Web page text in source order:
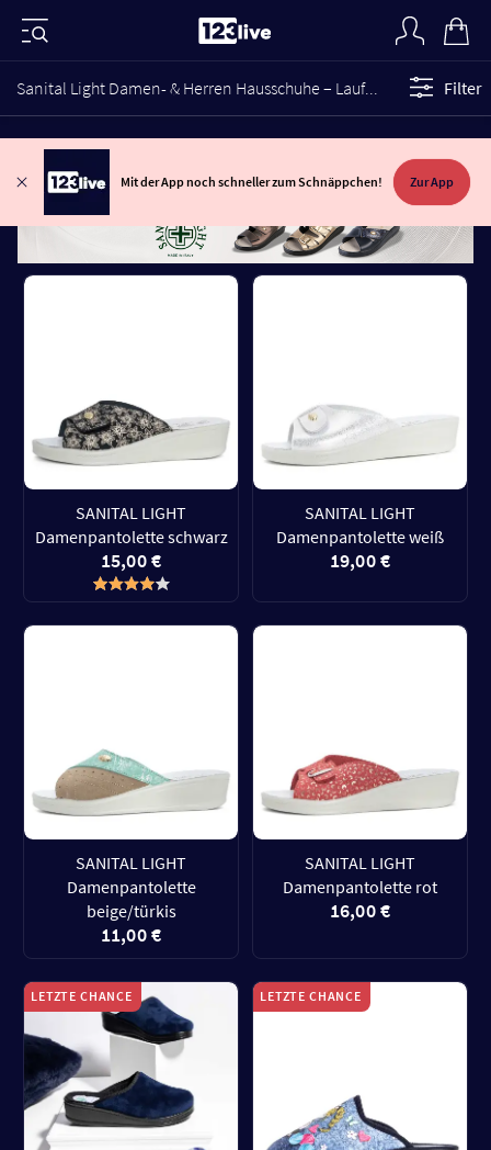
Sanital Light Damen- & Herren Hausschuhe – Laufen wie auf Wolken Filter
Mit der App noch schneller zum Schnäppchen! Zur App
SANITAL LIGHT
Damenpantolette schwarz
15,00 €
SANITAL LIGHT
Damenpantolette weiß
19,00 €
SANITAL LIGHT
Damenpantolette
beige/türkis
11,00 €
SANITAL LIGHT
Damenpantolette rot
16,00 €
LETZTE CHANCE LETZTE CHANCE